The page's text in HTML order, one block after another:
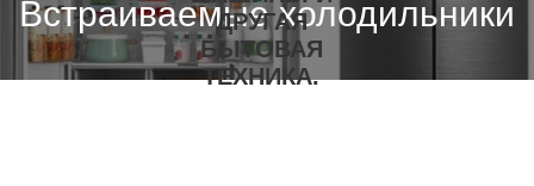
Встраиваемые холодильники